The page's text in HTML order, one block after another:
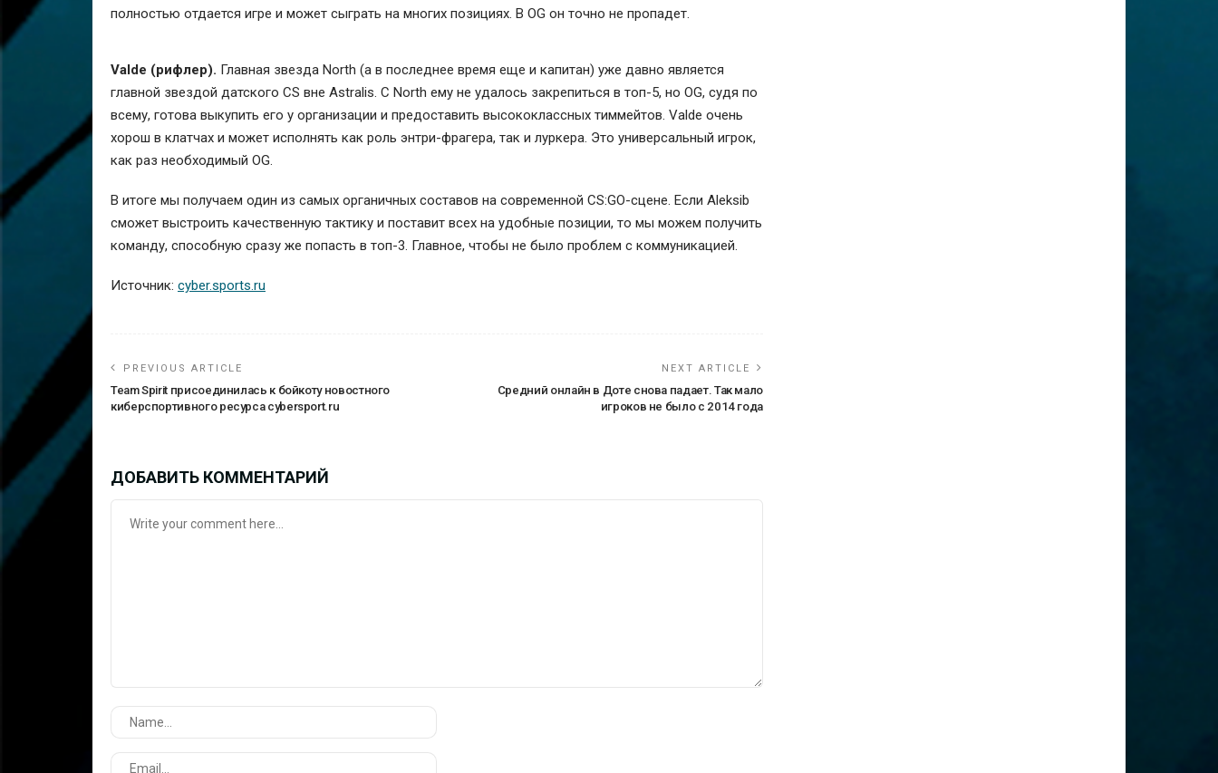
полностью отдается игре и может сыграть на многих позициях. В OG он точно не пропадет.
Valde (рифлер). Главная звезда North (а в последнее время еще и капитан) уже давно является
главной звездой датского CS вне Astralis. С North ему не удалось закрепиться в топ-5, но OG, судя по
всему, готова выкупить его у организации и предоставить высококлассных тиммейтов. Valde очень
хорош в клатчах и может исполнять как роль энтри-фрагера, так и луркера. Это универсальный игрок,
как раз необходимый OG.
В итоге мы получаем один из самых органичных составов на современной CS:GO-сцене. Если Aleksib
сможет выстроить качественную тактику и поставит всех на удобные позиции, то мы можем получить
команду, способную сразу же попасть в топ-3. Главное, чтобы не было проблем с коммуникацией.
Источник: cyber.sports.ru
PREVIOUS ARTICLE
Team Spirit присоединилась к бойкоту новостного
киберспортивного ресурса cybersport.ru
NEXT ARTICLE
Средний онлайн в Доте снова падает. Так мало
игроков не было с 2014 года
ДОБАВИТЬ КОММЕНТАРИЙ